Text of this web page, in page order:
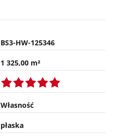
BS3-HW-125346
1 325,00 m²
Własność
płaska